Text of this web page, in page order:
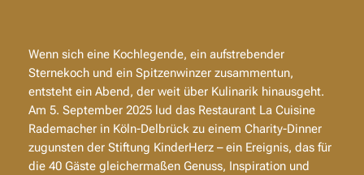
Wenn sich eine Kochlegende, ein aufstrebender
Sternekoch und ein Spitzenwinzer zusammentun,
entsteht ein Abend, der weit über Kulinarik hinausgeht.
Am 5. September 2025 lud das Restaurant La Cuisine
Rademacherin Köln-Delbrück zu einem Charity-Dinner
zugunsten der Stiftung KinderHerz – ein Ereignis, das für
die 40 Gäste gleichermaßen Genuss, Inspiration und